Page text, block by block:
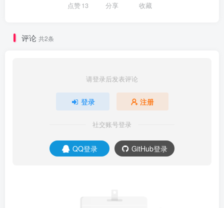
点赞13 分享 收藏
评论 共2条
请登录后发表评论
登录 注册
社交账号登录
QQ登录 GitHub登录